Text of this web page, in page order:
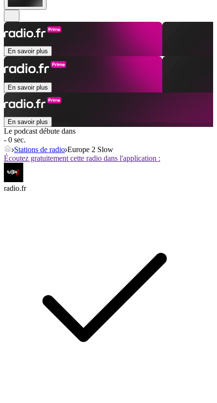
En savoir plus
En savoir plus
En savoir plus
Le podcast débute dans
- 0 sec.
Stations de radio Europe 2 Slow
Écoutez gratuitement cette radio dans l'application :
radio.fr